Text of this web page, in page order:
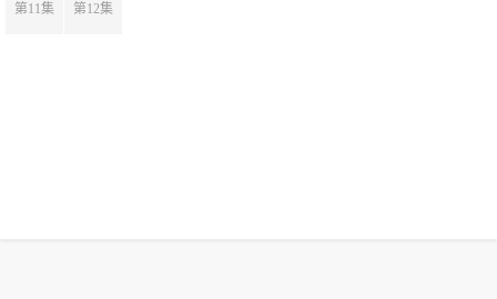
第11集 第12集